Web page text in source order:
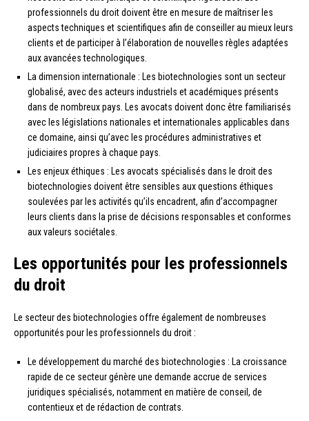
professionnels du droit doivent être en mesure de maîtriser les
aspects techniques et scientifiques afin de conseiller au mieux leurs
clients et de participer à l’élaboration de nouvelles règles adaptées
aux avancées technologiques.
La dimension internationale : Les biotechnologies sont un secteur
globalisé, avec des acteurs industriels et académiques présents
dans de nombreux pays. Les avocats doivent donc être familiarisés
avec les législations nationales et internationales applicables dans
ce domaine, ainsi qu’avec les procédures administratives et
judiciaires propres à chaque pays.
Les enjeux éthiques : Les avocats spécialisés dans le droit des
biotechnologies doivent être sensibles aux questions éthiques
soulevées par les activités qu’ils encadrent, afin d’accompagner
leurs clients dans la prise de décisions responsables et conformes
aux valeurs sociétales.
Les opportunités pour les professionnels
du droit
Le secteur des biotechnologies offre également de nombreuses
opportunités pour les professionnels du droit :
Le développement du marché des biotechnologies : La croissance
rapide de ce secteur génère une demande accrue de services
juridiques spécialisés, notamment en matière de conseil, de
contentieux et de rédaction de contrats.